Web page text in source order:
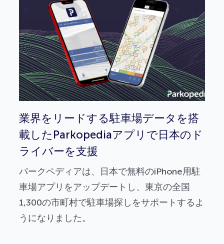
業界をリードする駐車場データを搭
載したParkopediaアプリで日本のド
ライバーを支援
パークペディアは、日本で無料のiPhone用駐
車場アプリをアップデートし、東京の全国
1,300の市町村で駐車場探しをサポートするよ
うになりました。